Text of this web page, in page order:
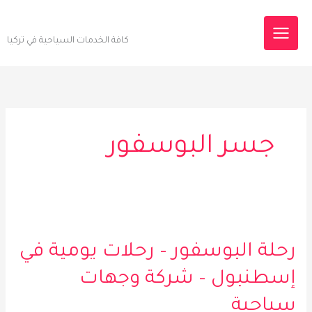
كافة الخدمات السياحية في تركيا
جسر البوسفور
رحلة البوسفور – رحلات يومية في
إسطنبول – شركة وجهات
سياحية
–
رحلات
يومية
في